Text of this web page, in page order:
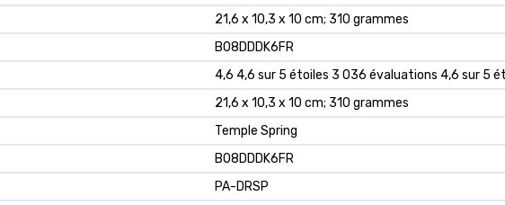
‎21,6 x 10,3 x 10 cm; 310 grammes
‎B08DDDK6FR
4,6 4,6 sur 5 étoiles 3 036 évaluations 4,6 sur 5
21,6 x 10,3 x 10 cm; 310 grammes
Temple Spring
B08DDDK6FR
PA-DRSP